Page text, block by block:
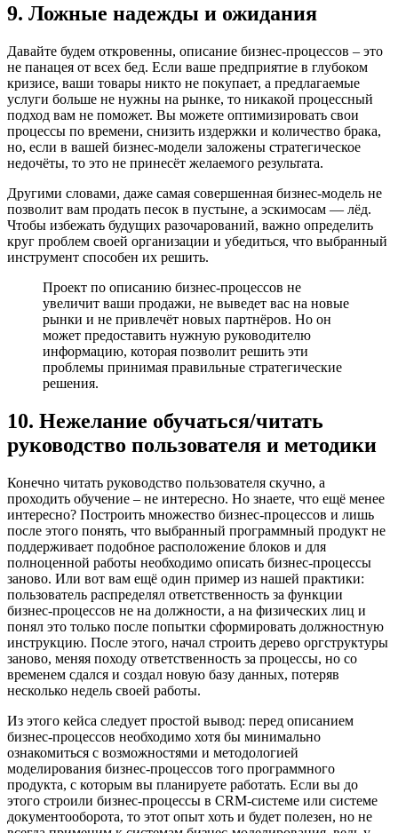
9. Ложные надежды и ожидания
Давайте будем откровенны, описание бизнес-процессов – это
не панацея от всех бед. Если ваше предприятие в глубоком
кризисе, ваши товары никто не покупает, а предлагаемые
услуги больше не нужны на рынке, то никакой процессный
подход вам не поможет. Вы можете оптимизировать свои
процессы по времени, снизить издержки и количество брака,
но, если в вашей бизнес-модели заложены стратегическое
недочёты, то это не принесёт желаемого результата.
Другими словами, даже самая совершенная бизнес-модель не
позволит вам продать песок в пустыне, а эскимосам — лёд.
Чтобы избежать будущих разочарований, важно определить
круг проблем своей организации и убедиться, что выбранный
инструмент способен их решить.
Проект по описанию бизнес-процессов не
увеличит ваши продажи, не выведет вас на новые
рынки и не привлечёт новых партнёров. Но он
может предоставить нужную руководителю
информацию, которая позволит решить эти
проблемы принимая правильные стратегические
решения.
10. Нежелание обучаться/читать
руководство пользователя и методики
Конечно читать руководство пользователя скучно, а
проходить обучение – не интересно. Но знаете, что ещё менее
интересно? Построить множество бизнес-процессов и лишь
после этого понять, что выбранный программный продукт не
поддерживает подобное расположение блоков и для
полноценной работы необходимо описать бизнес-процессы
заново. Или вот вам ещё один пример из нашей практики:
пользователь распределял ответственность за функции
бизнес-процессов не на должности, а на физических лиц и
понял это только после попытки сформировать должностную
инструкцию. После этого, начал строить дерево оргструктуры
заново, меняя походу ответственность за процессы, но со
временем сдался и создал новую базу данных, потеряв
несколько недель своей работы.
Из этого кейса следует простой вывод: перед описанием
бизнес-процессов необходимо хотя бы минимально
ознакомиться с возможностями и методологией
моделирования бизнес-процессов того программного
продукта, с которым вы планируете работать. Если вы до
этого строили бизнес-процессы в CRM-системе или системе
документооборота, то этот опыт хоть и будет полезен, но не